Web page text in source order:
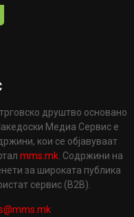
друштво основано
Медиа Сервис е
кои се објавуваат
mms.mk . Содржини на
за широката публика
сервис (B2B).